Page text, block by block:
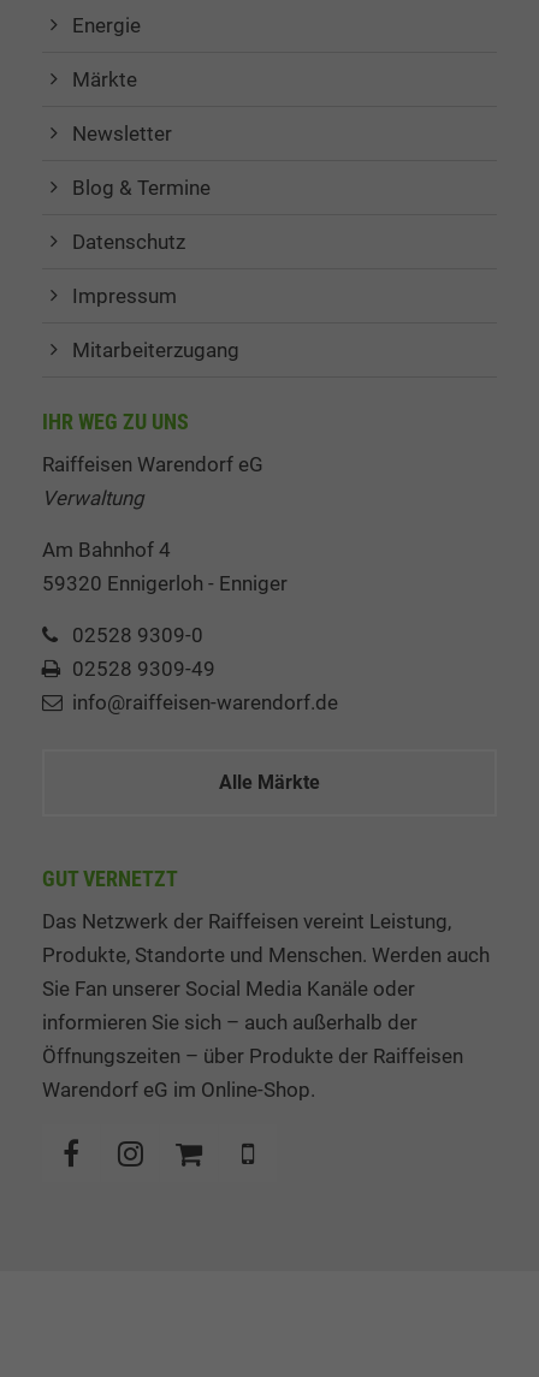
Energie
Märkte
Newsletter
Blog & Termine
Datenschutz
Impressum
Mitarbeiterzugang
IHR WEG ZU UNS
Raiffeisen Warendorf eG
Verwaltung
Am Bahnhof 4
59320 Ennigerloh - Enniger
02528 9309-0
02528 9309-49
info@raiffeisen-warendorf.de
Alle Märkte
GUT VERNETZT
Das Netzwerk der Raiffeisen vereint Leistung,
Produkte, Standorte und Menschen. Werden auch
Sie Fan unserer Social Media Kanäle oder
informieren Sie sich – auch außerhalb der
Öffnungszeiten – über Produkte der Raiffeisen
Warendorf eG im Online-Shop.